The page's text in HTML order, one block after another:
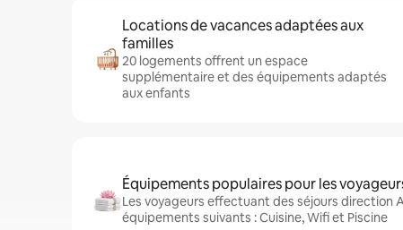
Locations de vacances adaptées aux
familles
20 logements offrent un espace
supplémentaire et des équipements adaptés
aux enfants
Équipements populaires pour les
Les voyageurs effectuant des séjours direction
équipements suivants : Cuisine, Wifi et Piscine